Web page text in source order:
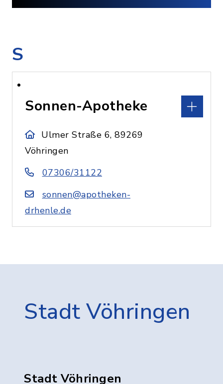
S
Sonnen-Apotheke
Ulmer Straße 6, 89269
Vöhringen
07306/31122
sonnen@apotheken-
drhenle.de
Stadt Vöhringen
Stadt Vöhringen